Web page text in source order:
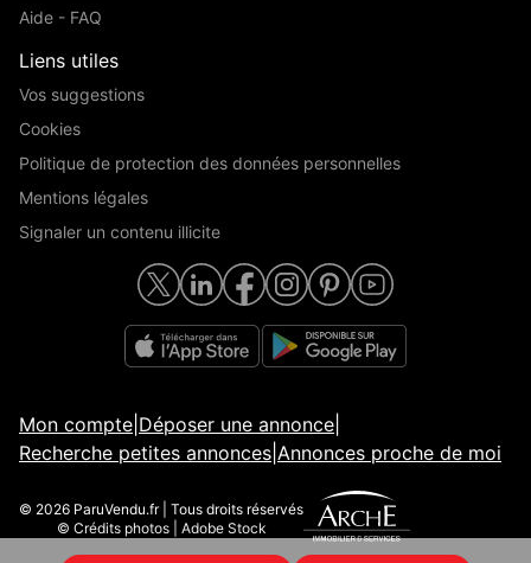
Aide - FAQ
Liens utiles
Vos suggestions
Cookies
Politique de protection des données personnelles
Mentions légales
Signaler un contenu illicite
Mon compte Déposer une annonce
Recherche petites annonces Annonces proche de moi
© 2026 ParuVendu.fr | Tous droits réservés
© Crédits photos | Adobe Stock